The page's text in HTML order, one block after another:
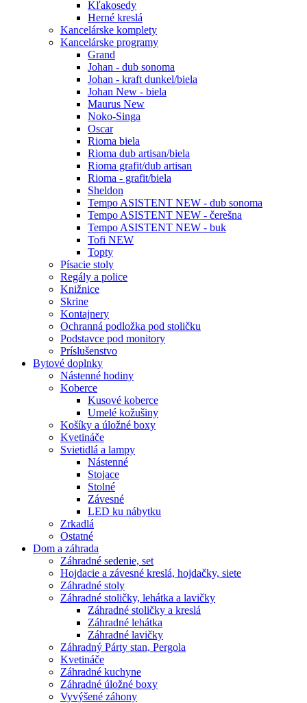
Kľakosedy
Herné kreslá
Kancelárske komplety
Kancelárske programy
Grand
Johan - dub sonoma
Johan - kraft dunkel/biela
Johan New - biela
Maurus New
Noko-Singa
Oscar
Rioma biela
Rioma dub artisan/biela
Rioma grafit/dub artisan
Rioma - grafit/biela
Sheldon
Tempo ASISTENT NEW - dub sonoma
Tempo ASISTENT NEW - čerešna
Tempo ASISTENT NEW - buk
Tofi NEW
Topty
Písacie stoly
Regály a police
Knižnice
Skrine
Kontajnery
Ochranná podložka pod stoličku
Podstavce pod monitory
Príslušenstvo
Bytové doplnky
Nástenné hodiny
Koberce
Kusové koberce
Umelé kožušiny
Košíky a úložné boxy
Kvetináče
Svietidlá a lampy
Nástenné
Stojace
Stolné
Závesné
LED ku nábytku
Zrkadlá
Ostatné
Dom a záhrada
Záhradné sedenie, set
Hojdacie a závesné kreslá, hojdačky, siete
Záhradné stoly
Záhradné stoličky, lehátka a lavičky
Záhradné stoličky a kreslá
Záhradné lehátka
Záhradné lavičky
Záhradný Párty stan, Pergola
Kvetináče
Záhradné kuchyne
Záhradné úložné boxy
Vyvýšené záhony